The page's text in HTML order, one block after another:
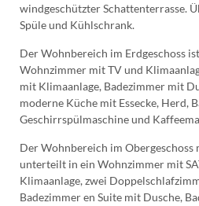
windgeschützter Schattenterrasse.
Spüle und Kühlschrank.
Der Wohnbereich im Erdgeschoss
Wohnzimmer mit TV und
mit Klimaanlage, Badezimmer mit
moderne Küche mit Essecke, Herd,
Geschirrspülmaschine und
Der Wohnbereich im Obergeschoss
unterteilt in ein Wohnzimmer mit
Klimaanlage, zwei
Badezimmer en Suite mit Dusche,